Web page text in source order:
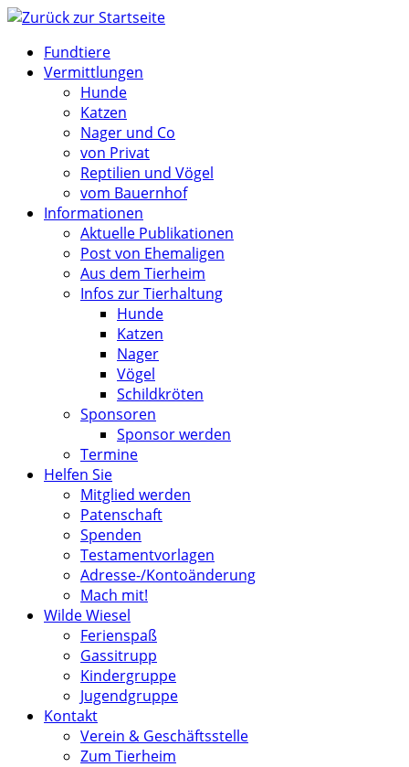
Zum
springenFundtiere
Vermittlungen
Hunde
Katzen
Nager und Co
von Privat
Reptilien und Vögel
vom Bauernhof
Informationen
Aktuelle Publikationen
Post von Ehemaligen
Aus dem Tierheim
Infos zur Tierhaltung
Hunde
Katzen
Nager
Vögel
Schildkröten
Sponsoren
Sponsor werden
Termine
Helfen Sie
Mitglied werden
Patenschaft
Spenden
Testamentvorlagen
Adresse-/Kontoänderung
Mach mit!
Wilde Wiesel
Ferienspaß
Gassitrupp
Kindergruppe
Jugendgruppe
Kontakt
Verein & Geschäftsstelle
Zum Tierheim